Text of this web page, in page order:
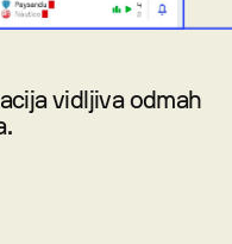
vidljiva odmah